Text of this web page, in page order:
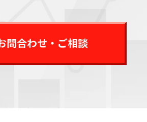
問合わせ・ご相談